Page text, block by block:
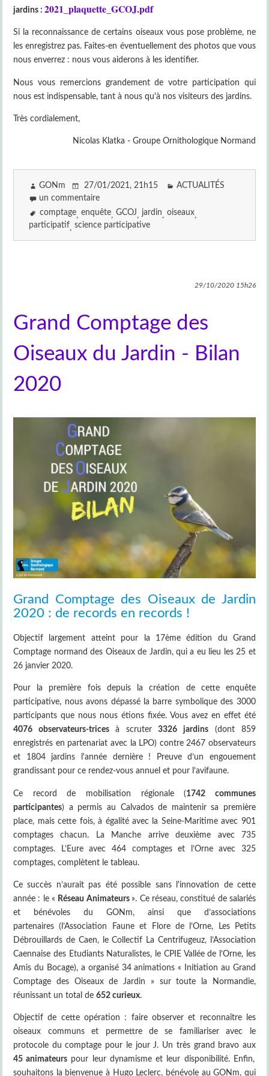
jardins :2021_plaquette_GCOJ.pdf
Si la reconnaissance de certains oiseaux vous pose problème, ne
les enregistrez pas. Faites-en éventuellement des photos que vous
nous enverrez : nous vous aiderons à les identifier.
Nous vous remercions grandement de votre participation qui
nous est indispensable, tant à nous qu'à nos visiteurs des jardins.
Très cordialement,
Nicolas Klatka - Groupe Ornithologique Normand
GONm 27/01/2021, 21h15
ACTUALITÉS
un commentaire
comptage enquête GCOJ jardin
oiseaux
participatif science participative
29/10/202015h26
Grand Comptage des
Oiseaux du Jardin - Bilan
2020
Grand Comptage des Oiseaux de Jardin
2020 : de records en records !
Objectif largement atteint pour la 17ème édition du Grand
Comptage normand des Oiseaux de Jardin, qui a eu lieu les 25 et
26 janvier 2020.
Pour la première fois depuis la création de cette enquête
participative, nous avons dépassé la barre symbolique des 3000
participants que nous nous étions fixée. Vous avez en effet été
4076 observateurs-trices à scruter3326 jardins (dont 859
enregistrés en partenariat avec la LPO) contre 2467 observateurs
et 1804 jardins l'année dernière ! Preuve d’un engouement
grandissant pour ce rendez-vous annuel et pour l’avifaune.
Ce record de mobilisation régionale (1742 communes
participantes) a permis au Calvados de maintenir sa première
place, mais cette fois, à égalité avec la Seine-Maritime avec 901
comptages chacun. La Manche arrive deuxième avec 735
comptages. L’Eure avec 464 comptages et l’Orne avec 325
comptages, complètent le tableau.
Ce succès n’aurait pas été possible sans l'innovation de cette
année : le « Réseau Animateurs ». Ce réseau, constitué de salariés
et bénévoles du GONm, ainsi que d’associations
partenaires (l’Association Faune et Flore de l’Orne, Les Petits
Débrouillards de Caen, le Collectif La Centrifugeuz, l’Association
Caennaise des Etudiants Naturalistes, le CPIE Vallée de l’Orne, les
Amis du Bocage), a organisé 34 animations « Initiation au Grand
Comptage des Oiseaux de Jardin » sur toute la Normandie,
réunissant un total de652 curieux.
Objectif de cette opération : faire observer et reconnaître les
oiseaux communs et permettre de se familiariser avec le
protocole du comptage pour le jour J. Un très grand bravo aux
45 animateurs pour leur dynamisme et leur disponibilité. Enfin,
souhaitons la bienvenue à Hugo Leclerc, bénévole au GONm, qui